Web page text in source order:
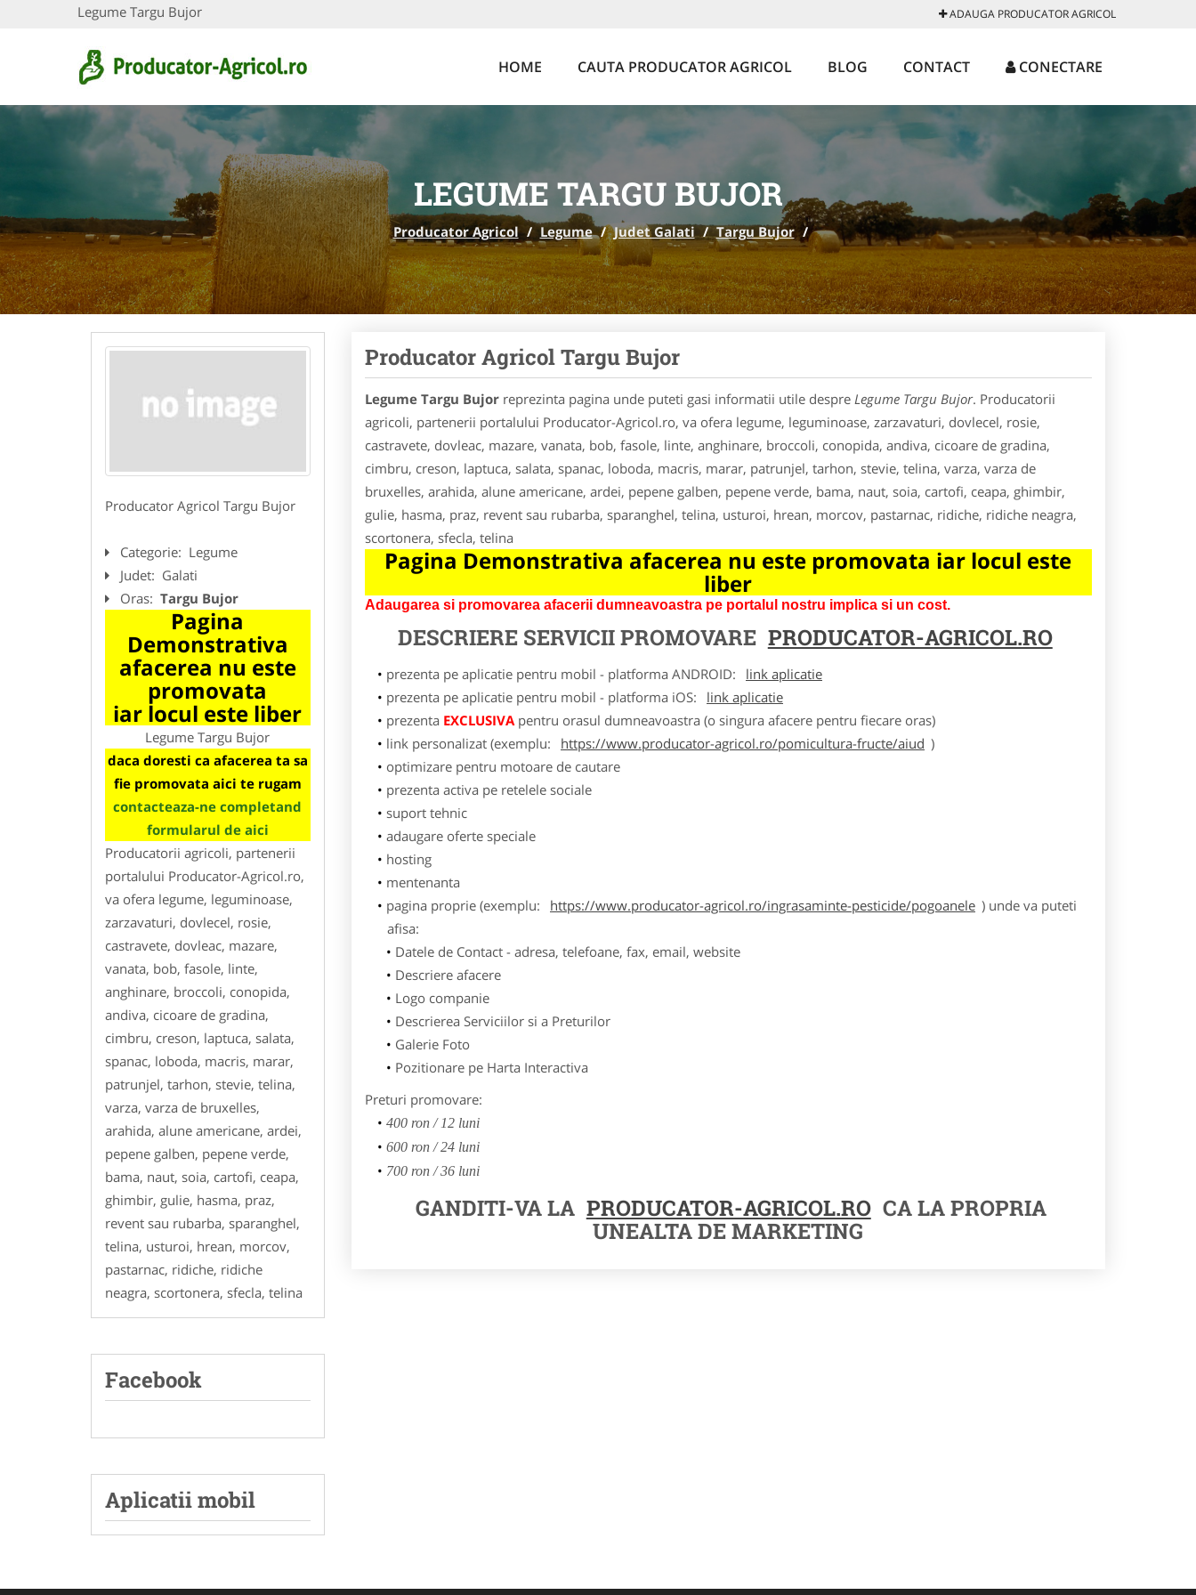
Legume Targu Bujor ADAUGA PRODUCATOR AGRICOL
HOME CAUTA PRODUCATOR AGRICOL BLOG CONTACT CONECTARE
LEGUME TARGU BUJOR
Producator Agricol / Legume / Judet Galati / Targu Bujor /
Producator Agricol Targu Bujor
Categorie: Legume
Judet: Galati
Oras: Targu Bujor
Pagina
Demonstrativa
afacerea nu este
promovata
iar locul este liber
Legume Targu Bujor
daca doresti ca afacerea ta sa
fie promovata aici te rugam
contacteaza-ne completand
formularul de aici
Producatorii agricoli, partenerii
portalului Producator-Agricol.ro,
va ofera legume, leguminoase,
zarzavaturi, dovlecel, rosie,
castravete, dovleac, mazare,
vanata, bob, fasole, linte,
anghinare, broccoli, conopida,
andiva, cicoare de gradina,
cimbru, creson, laptuca, salata,
spanac, loboda, macris, marar,
patrunjel, tarhon, stevie, telina,
varza, varza de bruxelles,
arahida, alune americane, ardei,
pepene galben, pepene verde,
bama, naut, soia, cartofi, ceapa,
ghimbir, gulie, hasma, praz,
revent sau rubarba, sparanghel,
telina, usturoi, hrean, morcov,
pastarnac, ridiche, ridiche
neagra, scortonera, sfecla, telina
Facebook
Aplicatii mobil
Producator Agricol Targu Bujor
Legume Targu Bujorreprezinta pagina unde puteti gasi informatii utile despre Legume Targu Bujor. Producatorii
agricoli, partenerii portalului Producator-Agricol.ro, va ofera legume, leguminoase, zarzavaturi, dovlecel, rosie,
castravete, dovleac, mazare, vanata, bob, fasole, linte, anghinare, broccoli, conopida, andiva, cicoare de gradina,
cimbru, creson, laptuca, salata, spanac, loboda, macris, marar, patrunjel, tarhon, stevie, telina, varza, varza de
bruxelles, arahida, alune americane, ardei, pepene galben, pepene verde, bama, naut, soia, cartofi, ceapa, ghimbir,
gulie, hasma, praz, revent sau rubarba, sparanghel, telina, usturoi, hrean, morcov, pastarnac, ridiche, ridiche neagra,
scortonera, sfecla, telina
Pagina Demonstrativa afacerea nu este promovata iar locul este
liber
Adaugarea si promovarea afacerii dumneavoastra pe portalul nostru implica si un cost.
DESCRIERE SERVICII PROMOVARE PRODUCATOR-AGRICOL.RO
prezenta pe aplicatie pentru mobil - platforma ANDROID:
link aplicatie
prezenta pe aplicatie pentru mobil - platforma iOS:
link aplicatie
prezenta EXCLUSIVApentru orasul dumneavoastra (o singura afacere pentru fiecare oras)
link personalizat (exemplu:
https://www.producator-agricol.ro/pomicultura-fructe/aiud )
optimizare pentru motoare de cautare
prezenta activa pe retelele sociale
suport tehnic
adaugare oferte speciale
hosting
mentenanta
pagina proprie (exemplu:
https://www.producator-agricol.ro/ingrasaminte-pesticide/pogoanele ) unde va puteti
afisa:
Datele de Contact - adresa, telefoane, fax, email, website
Descriere afacere
Logo companie
Descrierea Serviciilor si a Preturilor
Galerie Foto
Pozitionare pe Harta Interactiva
Preturi promovare:
400 ron / 12 luni
600 ron / 24 luni
700 ron / 36 luni
GANDITI-VA LA PRODUCATOR-AGRICOL.RO CA LA PROPRIA
UNEALTA DE MARKETING